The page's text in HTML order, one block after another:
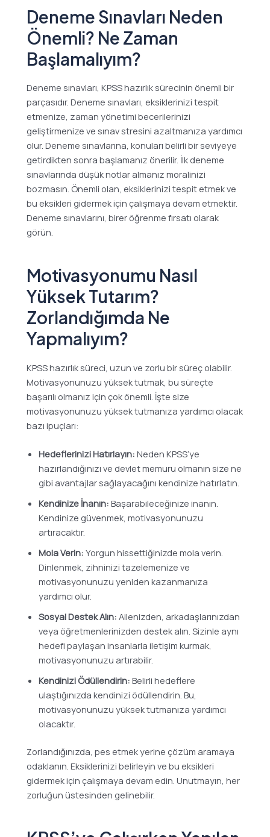
Deneme Sınavları Neden
Önemli? Ne Zaman
Başlamalıyım?
Deneme sınavları, KPSS hazırlık sürecinin önemli bir
parçasıdır. Deneme sınavları, eksiklerinizi tespit
etmenize, zaman yönetimi becerilerinizi
geliştirmenize ve sınav stresini azaltmanıza yardımcı
olur. Deneme sınavlarına, konuları belirli bir seviyeye
getirdikten sonra başlamanız önerilir. İlk deneme
sınavlarında düşük notlar almanız moralinizi
bozmasın. Önemli olan, eksiklerinizi tespit etmek ve
bu eksikleri gidermek için çalışmaya devam etmektir.
Deneme sınavlarını, birer öğrenme fırsatı olarak
görün.
Motivasyonumu Nasıl
Yüksek Tutarım?
Zorlandığımda Ne
Yapmalıyım?
KPSS hazırlık süreci, uzun ve zorlu bir süreç olabilir.
Motivasyonunuzu yüksek tutmak, bu süreçte
başarılı olmanız için çok önemli. İşte size
motivasyonunuzu yüksek tutmanıza yardımcı olacak
bazı ipuçları:
Hedeflerinizi Hatırlayın: Neden KPSS’ye
hazırlandığınızı ve devlet memuru olmanın size ne
gibi avantajlar sağlayacağını kendinize hatırlatın.
Kendinize İnanın: Başarabileceğinize inanın.
Kendinize güvenmek, motivasyonunuzu
artıracaktır.
Mola Verin: Yorgun hissettiğinizde mola verin.
Dinlenmek, zihninizi tazelemenize ve
motivasyonunuzu yeniden kazanmanıza
yardımcı olur.
Sosyal Destek Alın: Ailenizden, arkadaşlarınızdan
veya öğretmenlerinizden destek alın. Sizinle aynı
hedefi paylaşan insanlarla iletişim kurmak,
motivasyonunuzu artırabilir.
Kendinizi Ödüllendirin: Belirli hedeflere
ulaştığınızda kendinizi ödüllendirin. Bu,
motivasyonunuzu yüksek tutmanıza yardımcı
olacaktır.
Zorlandığınızda, pes etmek yerine çözüm aramaya
odaklanın. Eksiklerinizi belirleyin ve bu eksikleri
gidermek için çalışmaya devam edin. Unutmayın, her
zorluğun üstesinden gelinebilir.